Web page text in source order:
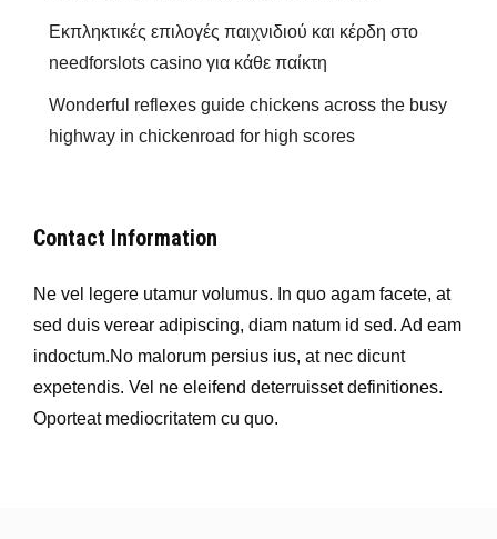
Εκπληκτικές επιλογές παιχνιδιού και κέρδη στο
needforslots casino για κάθε παίκτη
Wonderful reflexes guide chickens across the busy
highway in chickenroad for high scores
Contact Information
Ne vel legere utamur volumus. In quo agam facete, at
sed duis verear adipiscing, diam natum id sed. Ad eam
indoctum.No malorum persius ius, at nec dicunt
expetendis. Vel ne eleifend deterruisset definitiones.
Oporteat mediocritatem cu quo.